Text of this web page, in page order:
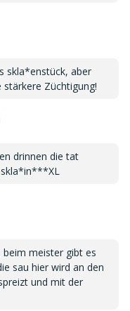
skla*enstück, aber
Züchtigung!
drinnen die tat
skla*in***XL
meister gibt es
sau hier wird an den
und mit der